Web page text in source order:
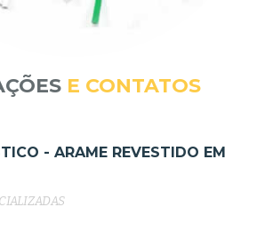
E CONTATOS
- ARAME REVESTIDO EM